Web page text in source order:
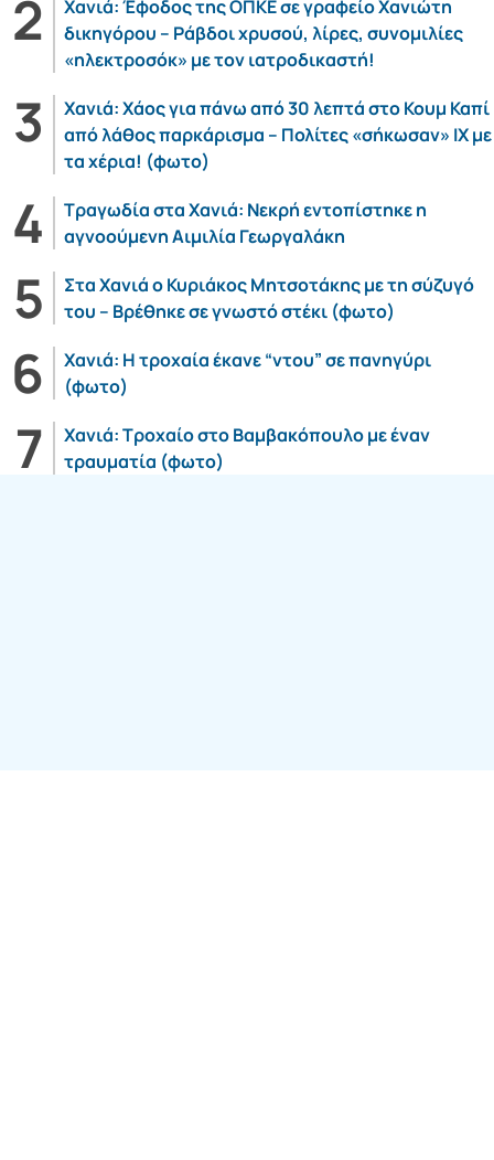
Χανιά: Έφοδος της ΟΠΚΕ σε γραφείο Χανιώτη
δικηγόρου – Ράβδοι χρυσού, λίρες, συνομιλίες
«ηλεκτροσόκ» με τον ιατροδικαστή!
Χανιά: Χάος για πάνω από 30 λεπτά στο Κουμ Καπί
από λάθος παρκάρισμα – Πολίτες «σήκωσαν» ΙΧ με
τα χέρια! (φωτο)
Τραγωδία στα Χανιά: Νεκρή εντοπίστηκε η
αγνοούμενη Αιμιλία Γεωργαλάκη
Στα Χανιά ο Κυριάκος Μητσοτάκης με τη σύζυγό
του – Βρέθηκε σε γνωστό στέκι (φωτο)
Χανιά: Η τροχαία έκανε “ντου” σε πανηγύρι
(φωτο)
Χανιά: Τροχαίο στο Βαμβακόπουλο με έναν
τραυματία (φωτο)